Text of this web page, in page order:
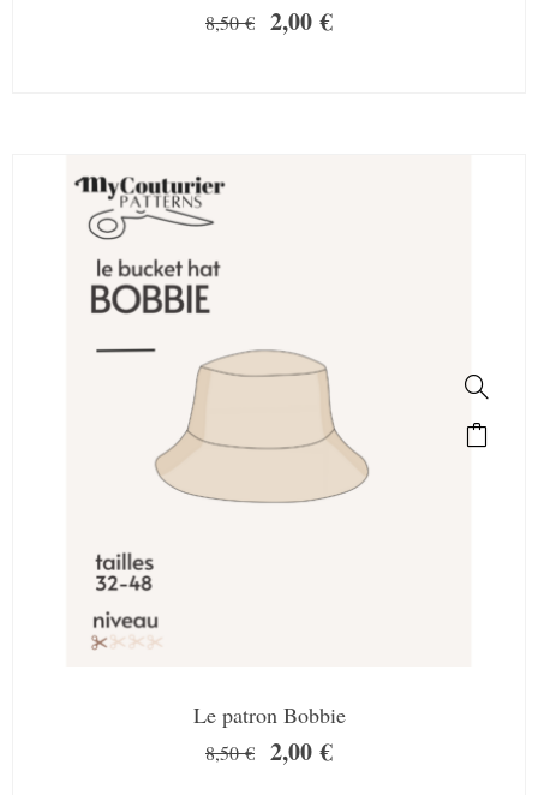
8,50€ 2,00€
Le patron Bobbie
8,50€ 2,00€